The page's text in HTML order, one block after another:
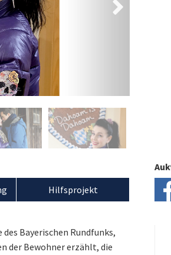
Bayerischen Rundfunks,
der Bewohner erzählt, die
Hilfsprojekt